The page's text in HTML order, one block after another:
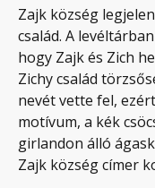
Zajk község
család. A
hogy Zajk és Zich
Zichy család
nevét vette fel,
motívum, a kék
girlandon álló
Zajk község címer